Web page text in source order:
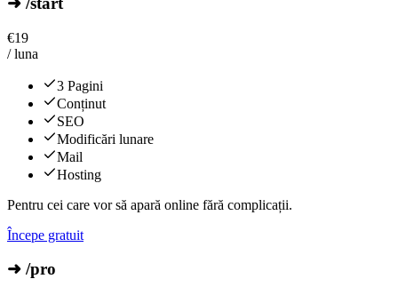
€19
/ luna
3 Pagini
Conținut
SEO
Modificări lunare
Mail
Hosting
Pentru cei care vor să apară online fără complicații.
Începe gratuit
➜ /pro